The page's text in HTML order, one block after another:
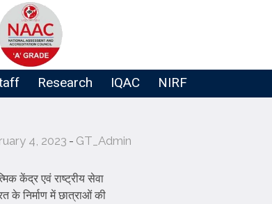
Research IQAC NIRF
4, 2023 GT_Admin
केंद्र एवं राष्ट्रीय सेवा
के निर्माण में छात्राओं की